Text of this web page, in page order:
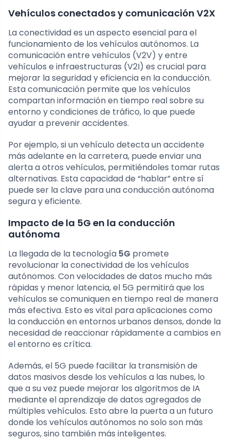
Vehículos conectados y comunicación V2X
La conectividad es un aspecto esencial para el
funcionamiento de los vehículos autónomos. La
comunicación entre vehículos (V2V) y entre
vehículos e infraestructuras (V2I) es crucial para
mejorar la seguridad y eficiencia en la conducción.
Esta comunicación permite que los vehículos
compartan información en tiempo real sobre su
entorno y condiciones de tráfico, lo que puede
ayudar a prevenir accidentes.
Por ejemplo, si un vehículo detecta un accidente
más adelante en la carretera, puede enviar una
alerta a otros vehículos, permitiéndoles tomar rutas
alternativas. Esta capacidad de “hablar” entre sí
puede ser la clave para una conducción autónoma
segura y eficiente.
Impacto de la 5G en la conducción
autónoma
La llegada de la tecnología 5G promete
revolucionar la conectividad de los vehículos
autónomos. Con velocidades de datos mucho más
rápidas y menor latencia, el 5G permitirá que los
vehículos se comuniquen en tiempo real de manera
más efectiva. Esto es vital para aplicaciones como
la conducción en entornos urbanos densos, donde la
necesidad de reaccionar rápidamente a cambios en
el entorno es crítica.
Además, el 5G puede facilitar la transmisión de
datos masivos desde los vehículos a las nubes, lo
que a su vez puede mejorar los algoritmos de IA
mediante el aprendizaje de datos agregados de
múltiples vehículos. Esto abre la puerta a un futuro
donde los vehículos autónomos no solo son más
seguros, sino también más inteligentes.